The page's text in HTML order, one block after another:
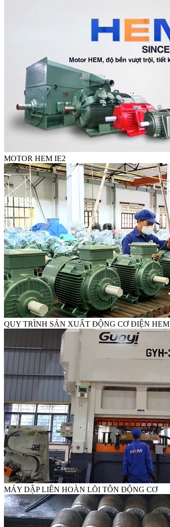
MOTOR HEM IE2
QUY TRÌNH SẢN XUẤT ĐỘNG CƠ ĐIỆN HEM
MÁY DẬP LIÊN HOÀN LÕI TÔN ĐỘNG CƠ